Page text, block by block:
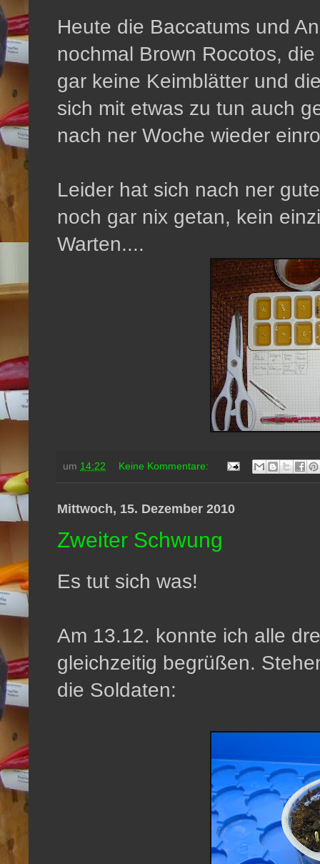
Heute die Baccatums und
nochmal Brown Rocotos,
gar keine Keimblätter und
sich mit etwas zu tun auch
nach ner Woche wieder
Leider hat sich nach ner
noch gar nix getan, kein
Warten....
um 14:22 Keine Kommentare:
Mittwoch, 15. Dezember 2010
Zweiter Schwung
Es tut sich was!
Am 13.12. konnte ich alle
gleichzeitig begrüßen.
die Soldaten: